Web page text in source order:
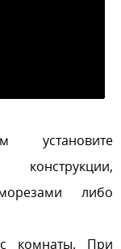
конструкции,
либо
комнаты. При